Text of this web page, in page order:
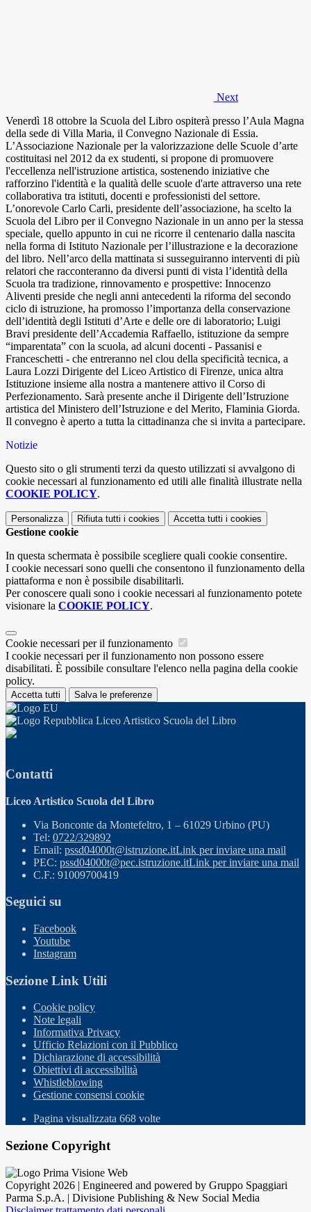
Next
Venerdì 18 ottobre la Scuola del Libro ospiterà presso l’Aula Magna
della sede di Villa Maria, il Convegno Nazionale di Essia.
L’Associazione Nazionale per la valorizzazione delle Scuole d’arte
costituitasi nel 2012 da ex studenti, si propone di promuovere
l'eccellenza nell'istruzione artistica, sostenendo iniziative che
rafforzino l'identità e la qualità delle scuole d'arte attraverso una rete
collaborativa tra istituti, docenti e professionisti del settore.
L’onorevole Carlo Carli, presidente dell’associazione, ha scelto la
Scuola del Libro per il Convegno Nazionale in un anno per la stessa
speciale, quello appunto in cui ne ricorre il centenario dalla nascita
nella forma di Istituto Nazionale per l’illustrazione e la decorazione
del libro. Nell’arco della mattinata si susseguiranno interventi di più
relatori che racconteranno da diversi punti di vista l’identità della
Scuola tra tradizione, rinnovamento e prospettive: Innocenzo
Aliventi preside che negli anni antecedenti la riforma del secondo
ciclo di istruzione, ha promosso l’importanza della conservazione
dell’identità degli Istituti d’Arte e delle ore di laboratorio; Luigi
Bravi presidente dell’Accademia Raffaello, istituzione da sempre
“imparentata” con la scuola, ad alcuni docenti - Passanisi e
Franceschetti - che entreranno nel clou della specificità tecnica, a
Laura Lozzi Dirigente del Liceo Artistico di Firenze, unica altra
Istituzione insieme alla nostra a mantenere attivo il Corso di
Perfezionamento. Sarà presente anche il Dirigente dell’Istruzione
artistica del Ministero dell’Istruzione e del Merito, Flaminia Giorda.
Il convegno è aperto a tutta la cittadinanza che si invita a partecipare.
Notizie
Questo sito o gli strumenti terzi da questo utilizzati si avvalgono di
cookie necessari al funzionamento ed utili alle finalità illustrate nella
COOKIE POLICY.
Personalizza Rifiuta tutti i cookies Accetta tutti i cookies
Gestione cookie
In questa schermata è possibile scegliere quali cookie consentire.
I cookie necessari sono quelli che consentono il funzionamento della
piattaforma e non è possibile disabilitarli.
Per conoscere quali sono i cookie necessari al funzionamento potete
visionare la COOKIE POLICY.
Cookie necessari per il funzionamento
I cookie necessari per il funzionamento non possono essere
disabilitati. È possibile consultare l'elenco nella pagina della cookie
policy.
Accetta tutti Salva le preferenze
Liceo Artistico Scuola del Libro
Contatti
Liceo Artistico Scuola del Libro
Via Bonconte da Montefeltro, 1 – 61029 Urbino (PU)
Tel: 0722/329892
Email: pssd04000t@istruzione.itLink per inviare una mail
PEC: pssd04000t@pec.istruzione.itLink per inviare una mail
C.F.: 91009700419
Seguici su
Facebook
Youtube
Instagram
Sezione Link Utili
Cookie policy
Note legali
Informativa Privacy
Ufficio Relazioni con il Pubblico
Dichiarazione di accessibilità
Obiettivi di accessibilità
Whistleblowing
Gestione consensi cookie
Pagina visualizzata 668 volte
Sezione Copyright
Copyright 2026 | Engineered and powered by Gruppo Spaggiari
Parma S.p.A. | Divisione Publishing & New Social Media